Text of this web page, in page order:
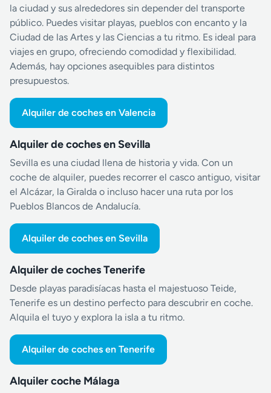
la ciudad y sus alrededores sin depender del transporte
público. Puedes visitar playas, pueblos con encanto y la
Ciudad de las Artes y las Ciencias a tu ritmo. Es ideal para
viajes en grupo, ofreciendo comodidad y flexibilidad.
Además, hay opciones asequibles para distintos
presupuestos.
Alquiler de coches en Valencia
Alquiler de coches en Sevilla
Sevilla es una ciudad llena de historia y vida. Con un
coche de alquiler, puedes recorrer el casco antiguo, visitar
el Alcázar, la Giralda o incluso hacer una ruta por los
Pueblos Blancos de Andalucía.
Alquiler de coches en Sevilla
Alquiler de coches Tenerife
Desde playas paradisíacas hasta el majestuoso Teide,
Tenerife es un destino perfecto para descubrir en coche.
Alquila el tuyo y explora la isla a tu ritmo.
Alquiler de coches en Tenerife
Alquiler coche Málaga